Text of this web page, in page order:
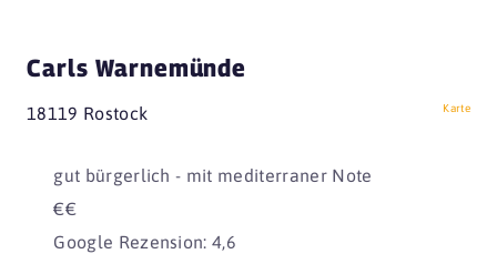
Carls Warnemünde
18119 Rostock Karte
gut bürgerlich - mit mediterraner Note
€€
Google Rezension: 4,6